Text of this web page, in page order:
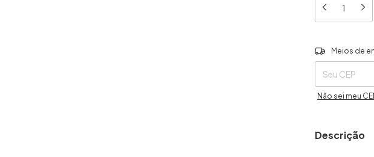
Entregas para o
Meios de
Não sei meu
Descrição